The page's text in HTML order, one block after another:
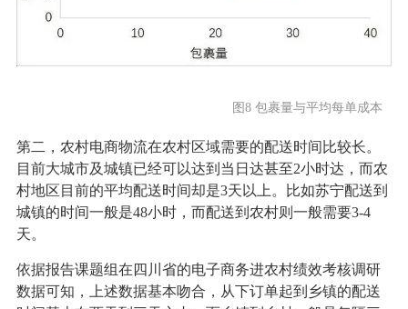
图8 包裹量与平均每单成本
第二，农村电商物流在农村区域需要的配送时间比较长。
目前大城市及城镇已经可以达到当日达甚至2小时达，而农
村地区目前的平均配送时间却是3天以上。比如苏宁配送到
城镇的时间一般是48小时，而配送到农村则一般需要3-4
天。
依据报告课题组在四川省的电子商务进农村绩效考核调研
数据可知，上述数据基本吻合，从下订单起到乡镇的配送